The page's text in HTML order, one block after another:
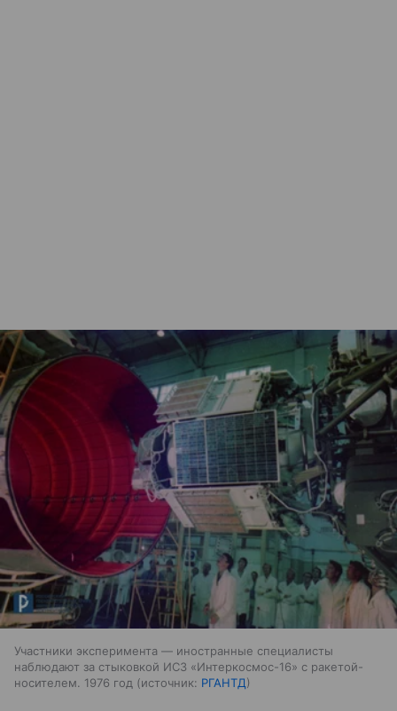
Участники эксперимента — иностранные специалисты
наблюдают за стыковкой ИСЗ «Интеркосмос-16» с ракетой-
носителем. 1976 год
источник: РГАНТД